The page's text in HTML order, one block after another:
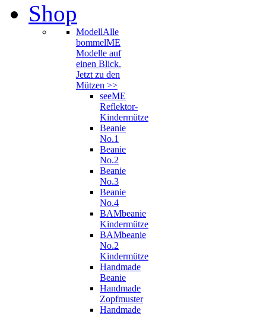
Shop
ModellAlle
bommelME
Modelle auf
einen Blick.
Jetzt zu den
Mützen >>
seeME
Reflektor-
Kindermütze
Beanie
No.1
Beanie
No.2
Beanie
No.3
Beanie
No.4
BAMbeanie
Kindermütze
BAMbeanie
No.2
Kindermütze
Handmade
Beanie
Handmade
Zopfmuster
Handmade